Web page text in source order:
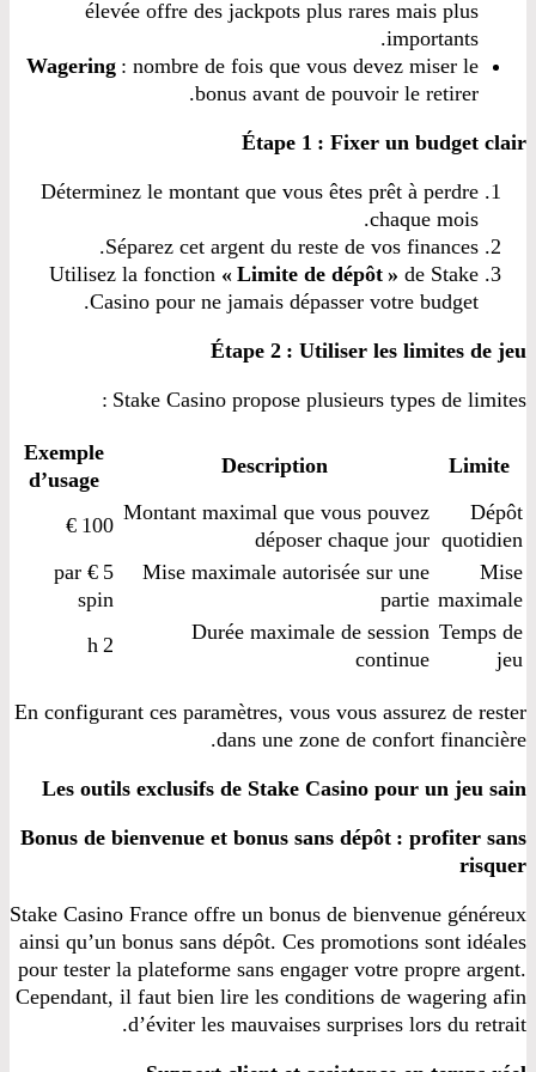
élevée offre des jackpots plus rares mais plus
importants.
Wagering : nombre de fois que vous devez miser le
bonus avant de pouvoir le retirer.
Étape 1 : Fixer un budget clair
Déterminez le montant que vous êtes prêt à perdre
chaque mois.
Séparez cet argent du reste de vos finances.
Utilisez la fonction « Limite de dépôt » de Stake
Casino pour ne jamais dépasser votre budget.
Étape 2 : Utiliser les limites de jeu
Stake Casino propose plusieurs types de limites :
Limite
Description
Exemple
d’usage
Dépôt
quotidien
Montant maximal que vous pouvez
déposer chaque jour
100 €
Mise
maximale
Mise maximale autorisée sur une
partie
5 € par
spin
Temps de
jeu
Durée maximale de session
continue
2 h
En configurant ces paramètres, vous vous assurez de rester
dans une zone de confort financière.
Les outils exclusifs de Stake Casino pour un jeu sain
Bonus de bienvenue et bonus sans dépôt : profiter sans
risquer
Stake Casino France offre un bonus de bienvenue généreux
ainsi qu’un bonus sans dépôt. Ces promotions sont idéales
pour tester la plateforme sans engager votre propre argent.
Cependant, il faut bien lire les conditions de wagering afin
d’éviter les mauvaises surprises lors du retrait.